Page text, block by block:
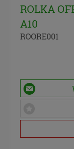
ROLKA
A10
ROORE001